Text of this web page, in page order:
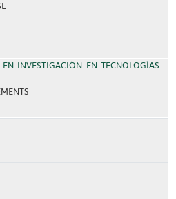
INVESTIGACIÓN EN TECNOLOGÍAS